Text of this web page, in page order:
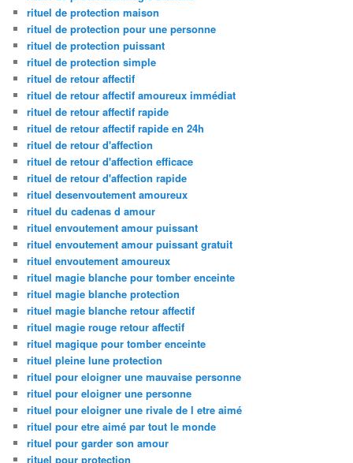
rituel de protection maison
rituel de protection pour une personne
rituel de protection puissant
rituel de protection simple
rituel de retour affectif
rituel de retour affectif amoureux immédiat
rituel de retour affectif rapide
rituel de retour affectif rapide en 24h
rituel de retour d'affection
rituel de retour d'affection efficace
rituel de retour d'affection rapide
rituel desenvoutement amoureux
rituel du cadenas d amour
rituel envoutement amour puissant
rituel envoutement amour puissant gratuit
rituel envoutement amoureux
rituel magie blanche pour tomber enceinte
rituel magie blanche protection
rituel magie blanche retour affectif
rituel magie rouge retour affectif
rituel magique pour tomber enceinte
rituel pleine lune protection
rituel pour eloigner une mauvaise personne
rituel pour eloigner une personne
rituel pour eloigner une rivale de l etre aimé
rituel pour etre aimé par tout le monde
rituel pour garder son amour
rituel pour protection